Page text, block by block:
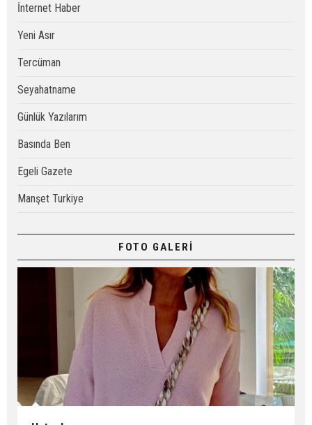
İnternet Haber
Yeni Asır
Tercüman
Seyahatname
Günlük Yazılarım
Basında Ben
Egeli Gazete
Manşet Turkiye
FOTO GALERİ